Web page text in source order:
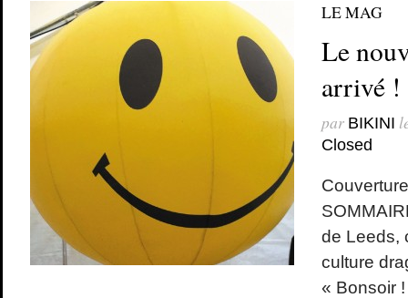
LE MAG
Le
arrivé !
par BIKINI
Closed
de Leeds,
culture
« Bonsoir